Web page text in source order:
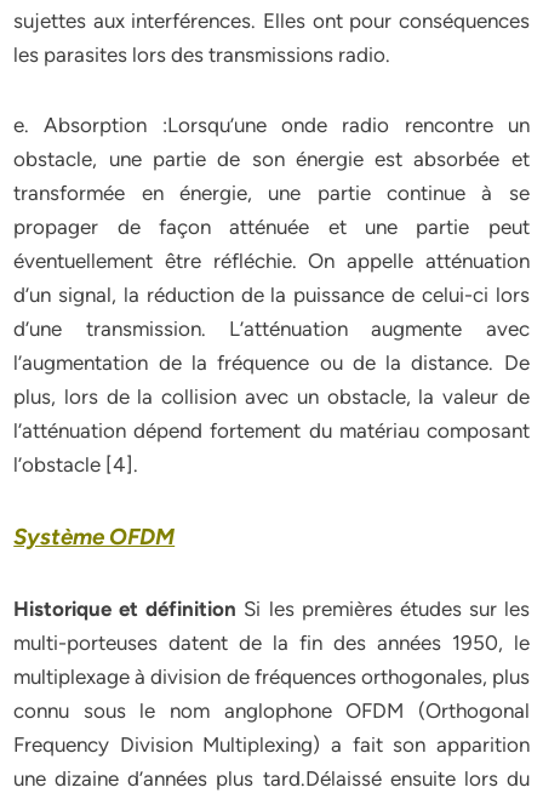
sujettes aux interférences. Elles ont pour conséquences
les parasites lors des transmissions radio.
e. Absorption :Lorsqu’une onde radio rencontre un
obstacle, une partie de son énergie est absorbée et
transformée en énergie, une partie continue à se
propager de façon atténuée et une partie peut
éventuellement être réfléchie. On appelle atténuation
d’un signal, la réduction de la puissance de celui-ci lors
d’une transmission. L’atténuation augmente avec
l’augmentation de la fréquence ou de la distance. De
plus, lors de la collision avec un obstacle, la valeur de
l’atténuation dépend fortement du matériau composant
l’obstacle [4].
Système OFDM
Historique et définition Si les premières études sur les
multi-porteuses datent de la fin des années 1950, le
multiplexage à division de fréquences orthogonales, plus
connu sous le nom anglophone OFDM (Orthogonal
Frequency Division Multiplexing) a fait son apparition
une dizaine d’années plus tard.Délaissé ensuite lors du